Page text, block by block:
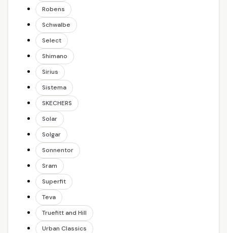
Robens
Schwalbe
Select
Shimano
Sirius
Sistema
SKECHERS
Solar
Solgar
Sonnentor
Sram
Superfit
Teva
Truefitt and Hill
Urban Classics